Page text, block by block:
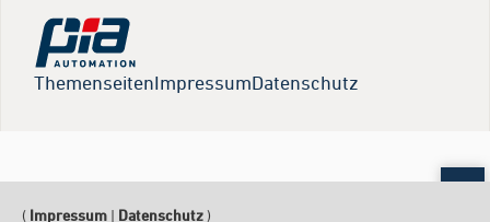
ThemenseitenImpressumDatenschutz
( Impressum | Datenschutz)